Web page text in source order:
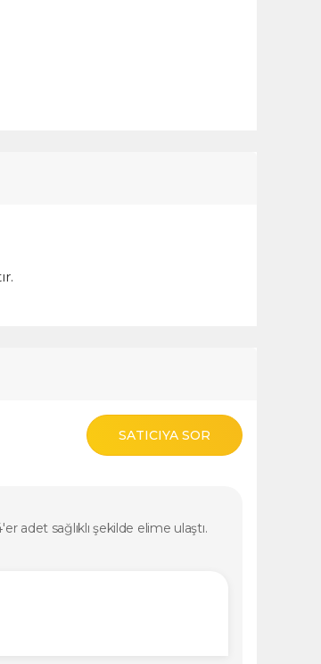
SATICIYA SOR
adet sağlıklı şekilde elime ulaştı.